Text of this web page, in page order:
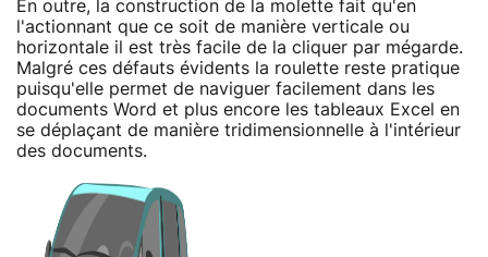
En outre, la construction de la molette fait qu'en
l'actionnant que ce soit de manière verticale ou
horizontale il est très facile de la cliquer par mégarde.
Malgré ces défauts évidents la roulette reste pratique
puisqu'elle permet de naviguer facilement dans les
documents Word et plus encore les tableaux Excel en
se déplaçant de manière tridimensionnelle à l'intérieur
des documents.